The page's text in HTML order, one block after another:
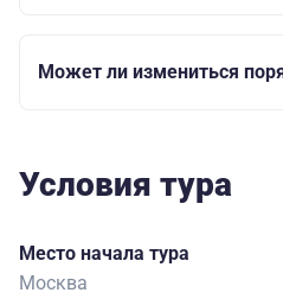
Может ли измениться
Условия тура
Место начала тура
Москва